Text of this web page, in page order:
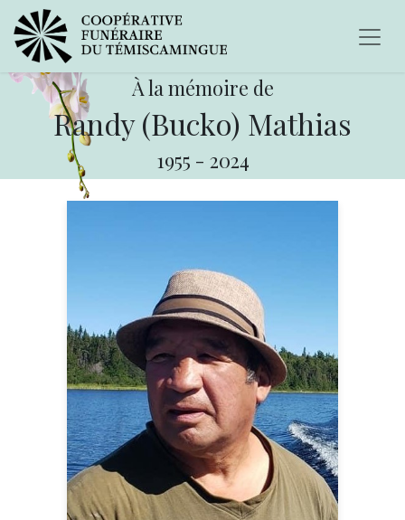
À la mémoire de
Randy (Bucko) Mathias
1955 - 2024